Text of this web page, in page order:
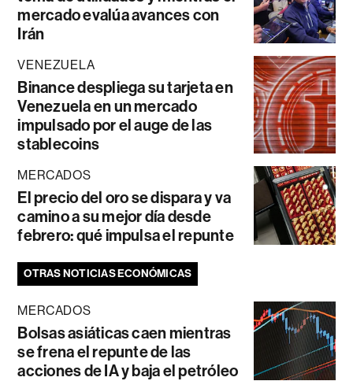
mercado evalúa avances con
Irán
VENEZUELA
Binance despliega su tarjeta en
Venezuela en un mercado
impulsado por el auge de las
stablecoins
MERCADOS
El precio del oro se dispara y va
camino a su mejor día desde
febrero: qué impulsa el repunte
OTRAS NOTICIAS ECONÓMICAS
MERCADOS
Bolsas asiáticas caen mientras
se frena el repunte de las
acciones de IA y baja el petróleo